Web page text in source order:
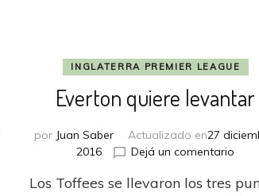
INGLATERRA PREMIER LEAGUE
Everton quiere levantar
por Juan Saber Actualizado en27
2016
Dejá un comentario
Los Toffees se llevaron los tres